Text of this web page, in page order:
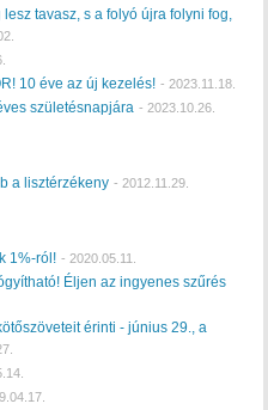
tavasz, s a folyó újra folyni fog,
10 éve az új kezelés! - 2023.11.18.
születésnapjára - 2023.10.26.
a lisztérzékeny - 2012.11.29.
1%-ról! - 2020.05.11.
Éljen az ingyenes szűrés
érinti - június 29., a